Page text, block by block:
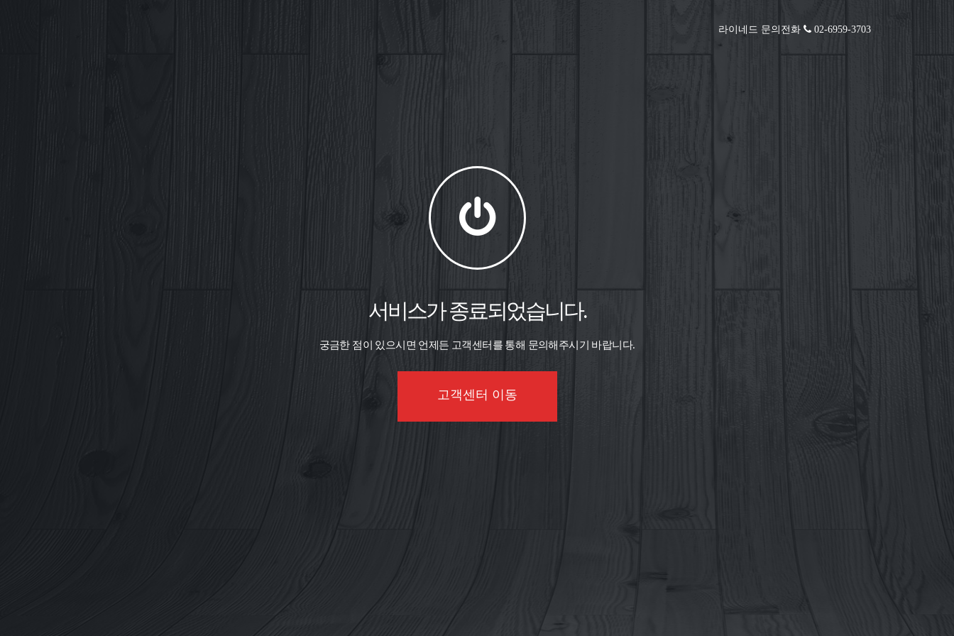
라이네드 문의전화 02-6959-3703
서비스가 종료되었습니다.
궁금한 점이 있으시면 언제든 고객센터를 통해 문의해주시기 바랍니다.
고객센터 이동